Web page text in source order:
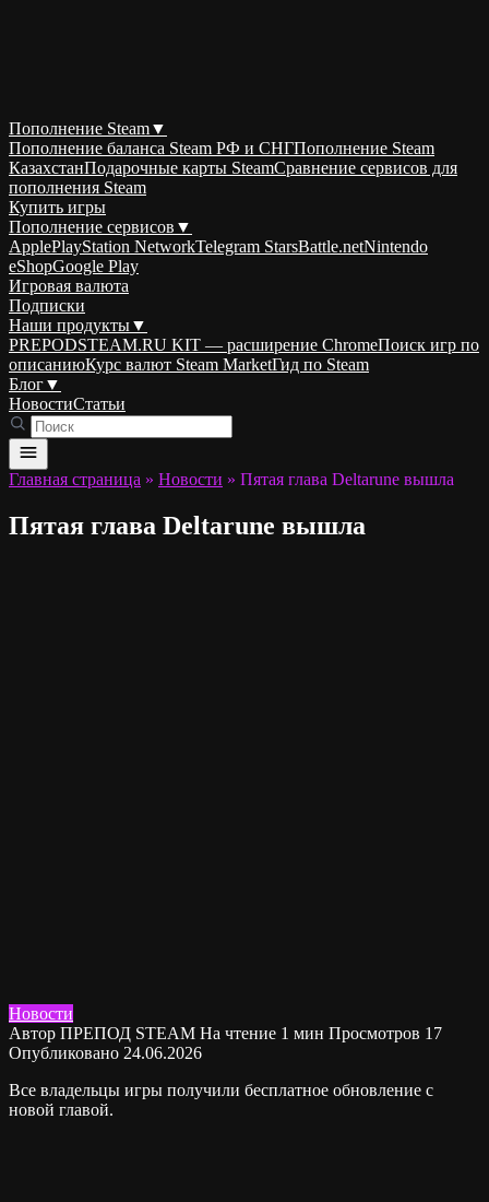
Пополнение Steam▼
Пополнение баланса Steam РФ и СНГПополнение Steam
КазахстанПодарочные карты SteamСравнение сервисов для
пополнения Steam
Купить игры
Пополнение сервисов ▼
ApplePlayStation NetworkTelegram StarsBattle.netNintendo
eShopGoogle Play
Игровая валюта
Подписки
Наши продукты▼
PREPODSTEAM.RU KIT — расширение ChromeПоиск игр по
описаниюКурс валют Steam MarketГид по Steam
Блог▼
НовостиСтатьи
Главная страница » Новости » Пятая глава Deltarune вышла
Пятая глава Deltarune вышла
Новости
Автор ПРЕПОД STEAM На чтение 1 мин Просмотров 17
Опубликовано 24.06.2026
Все владельцы игры получили бесплатное обновление с
новой главой.